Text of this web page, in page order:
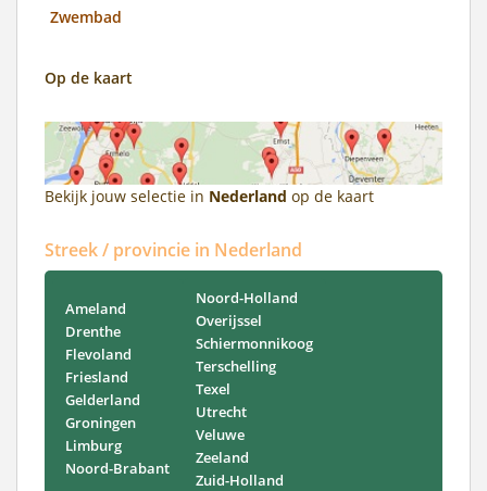
Zwembad
Op de kaart
Bekijk jouw selectie in Nederland op de kaart
Streek / provincie in Nederland
Ameland
Drenthe
Flevoland
Friesland
Gelderland
Groningen
Limburg
Noord-Brabant
Noord-Holland
Overijssel
Schiermonnikoog
Terschelling
Texel
Utrecht
Veluwe
Zeeland
Zuid-Holland